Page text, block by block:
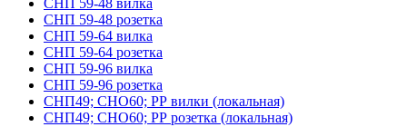
СНП 59-48 розетка
СНП 59-64 вилка
СНП 59-64 розетка
СНП 59-96 вилка
СНП 59-96 розетка
СНП49; СНО60; РР вилки (локальная)
СНП49; СНО60; РР розетка (локальная)